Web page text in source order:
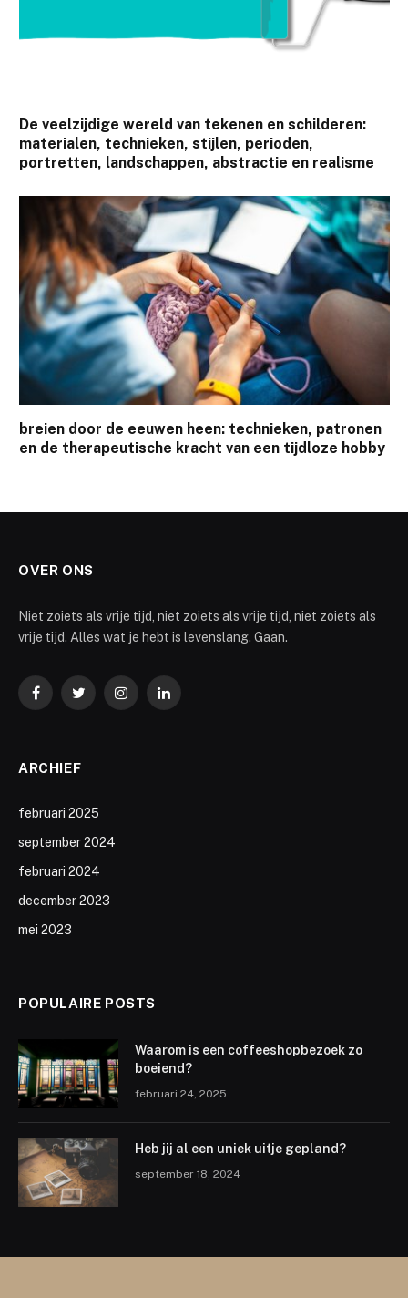
De veelzijdige wereld van tekenen en schilderen:
materialen, technieken, stijlen, perioden,
portretten, landschappen, abstractie en realisme
breien door de eeuwen heen: technieken, patronen
en de therapeutische kracht van een tijdloze hobby
OVER ONS
Niet zoiets als vrije tijd, niet zoiets als vrije tijd, niet zoiets als
vrije tijd. Alles wat je hebt is levenslang. Gaan.
FacebookTwitterInstagramLinkedIn
ARCHIEF
februari 2025
september 2024
februari 2024
december 2023
mei 2023
POPULAIRE POSTS
Waarom is een coffeeshopbezoek zo
boeiend?
februari 24, 2025
Heb jij al een uniek uitje gepland?
september 18, 2024